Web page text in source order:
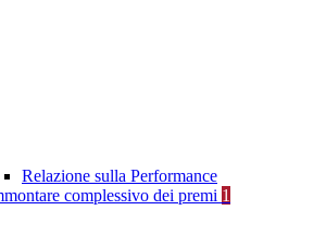
Relazione sulla Performance
complessivo dei premi 1